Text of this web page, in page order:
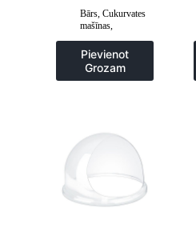
Bārs Cukurvates
mašīnas
Pievienot
Grozam